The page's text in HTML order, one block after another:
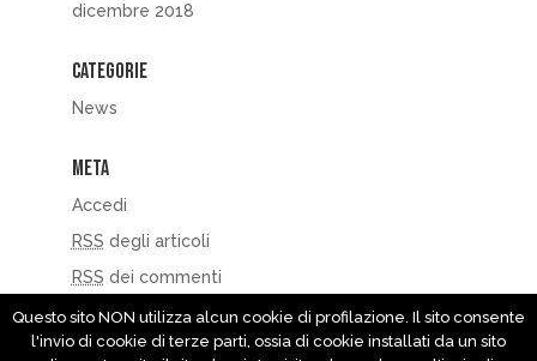
dicembre 2018
Categorie
News
Meta
Accedi
RSS degli articoli
RSS dei commenti
WordPress.org
Questo sito NON utilizza alcun cookie di profilazione. Il sito consente
l'invio di cookie di terze parti, ossia di cookie installati da un sito